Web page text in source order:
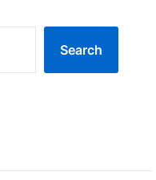
Search